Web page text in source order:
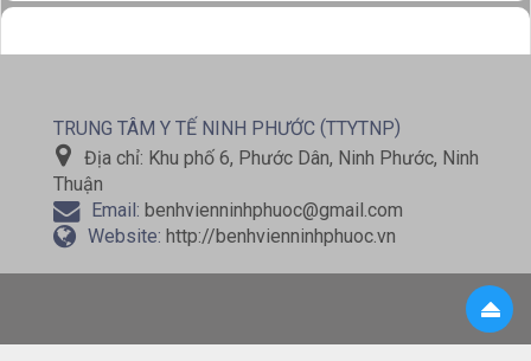
TRUNG TÂM Y TẾ NINH PHƯỚC (TTYTNP)
Địa chỉ: Khu phố 6, Phước Dân, Ninh Phước, Ninh
Thuận
Email: benhvienninhphuoc@gmail.com
Website: http://benhvienninhphuoc.vn